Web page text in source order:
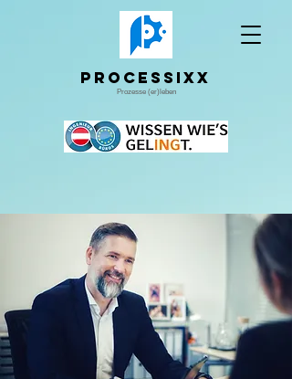
Processixx
Prozesse (er)leben